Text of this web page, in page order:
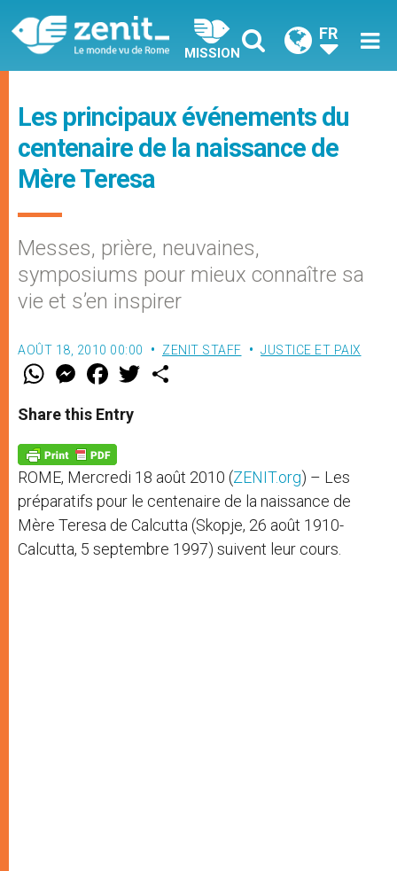
MISSION
FR
Les principaux événements du
centenaire de la naissance de
Mère Teresa
Messes, prière, neuvaines,
symposiums pour mieux connaître sa
vie et s’en inspirer
AOÛT 18, 2010 00:00 ZENIT STAFF JUSTICE ET PAIX
W
t
s
p
p
M
e
s
e
g
e
r
F
a
e
b
o
k
w
Share this Entry
ROME, Mercredi 18 août 2010 (ZENIT.org) – Les
préparatifs pour le centenaire de la naissance de
Mère Teresa de Calcutta (Skopje, 26 août 1910-
Calcutta, 5 septembre 1997) suivent leur cours.